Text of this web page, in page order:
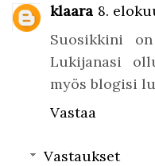
klaara 8.
Suosikkini
Lukijanasi
myös blogisi
Vastaa
Vastaukset